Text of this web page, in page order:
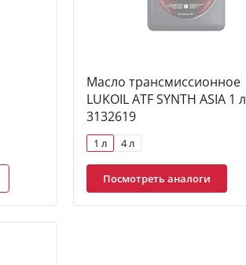
Масло трансмиссионное
LUKOIL ATF SYNTH ASIA 1 л
3132619
1 л 4 л
Посмотреть аналоги